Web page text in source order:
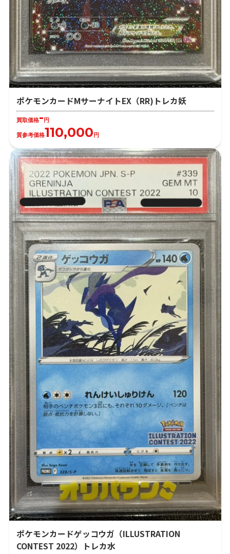
ポケモンカードMサーナイトEX（RR)トレカ妖
買取価格- 円
質参考価格110,000 円
ポケモンカードゲッコウガ（ILLUSTRATION
CONTEST 2022）トレカ水